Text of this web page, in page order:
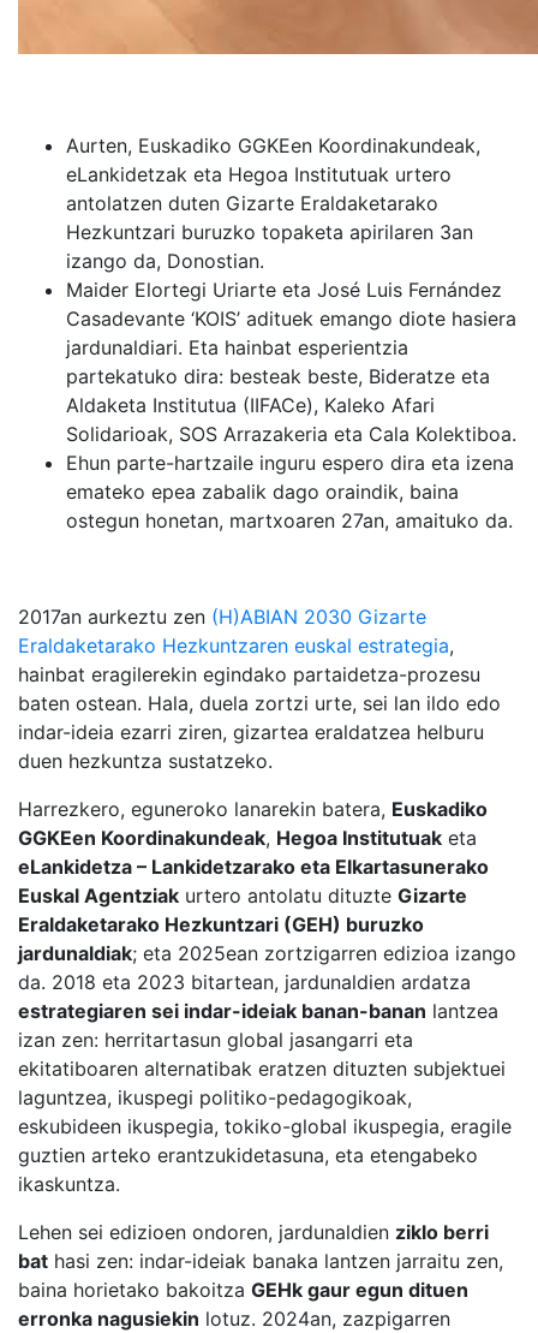
Aurten, Euskadiko GGKEen Koordinakundeak,
eLankidetzak eta Hegoa Institutuak urtero
antolatzen duten Gizarte Eraldaketarako
Hezkuntzari buruzko topaketa apirilaren 3an
izango da, Donostian.
Maider Elortegi Uriarte eta José Luis Fernández
Casadevante ‘KOIS’ adituek emango diote hasiera
jardunaldiari. Eta hainbat esperientzia
partekatuko dira: besteak beste, Bideratze eta
Aldaketa Institutua (IIFACe), Kaleko Afari
Solidarioak, SOS Arrazakeria eta Cala Kolektiboa.
Ehun parte-hartzaile inguru espero dira eta izena
emateko epea zabalik dago oraindik, baina
ostegun honetan, martxoaren 27an, amaituko da.
2017an aurkeztu zen (H)ABIAN 2030 Gizarte
Eraldaketarako Hezkuntzaren euskal estrategia,
hainbat eragilerekin egindako partaidetza-prozesu
baten ostean. Hala, duela zortzi urte, sei lan ildo edo
indar-ideia ezarri ziren, gizartea eraldatzea helburu
duen hezkuntza sustatzeko.
Harrezkero, eguneroko lanarekin batera, Euskadiko
GGKEen Koordinakundeak, Hegoa Institutuak eta
eLankidetza – Lankidetzarako eta Elkartasunerako
Euskal Agentziak urtero antolatu dituzte Gizarte
Eraldaketarako Hezkuntzari (GEH) buruzko
jardunaldiak; eta 2025ean zortzigarren edizioa izango
da. 2018 eta 2023 bitartean, jardunaldien ardatza
estrategiaren sei indar-ideiak banan-banan lantzea
izan zen: herritartasun global jasangarri eta
ekitatiboaren alternatibak eratzen dituzten subjektuei
laguntzea, ikuspegi politiko-pedagogikoak,
eskubideen ikuspegia, tokiko-global ikuspegia, eragile
guztien arteko erantzukidetasuna, eta etengabeko
ikaskuntza.
Lehen sei edizioen ondoren, jardunaldien ziklo berri
bat hasi zen: indar-ideiak banaka lantzen jarraitu zen,
baina horietako bakoitza GEHk gaur egun dituen
erronka nagusiekin lotuz. 2024an, zazpigarren